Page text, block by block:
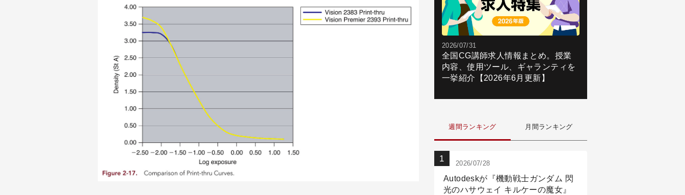
2026/07/31
全国CG講師求人情報まとめ。授業
内容、使用ツール、ギャランティを
一挙紹介【2026年6月更新】
週間ランキング 月間ランキング
2026/07/28
Autodeskが『機動戦士ガンダム 閃
光のハサウェイ キルケーの魔女』